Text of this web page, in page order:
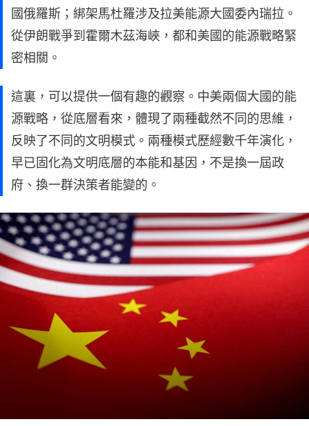
國俄羅斯；綁架馬杜羅涉及拉美能源大國委內瑞拉。
從伊朗戰爭到霍爾木茲海峽，都和美國的能源戰略緊
密相關。
這裏，可以提供一個有趣的觀察。中美兩個大國的能
源戰略，從底層看來，體現了兩種截然不同的思維，
反映了不同的文明模式。兩種模式歷經數千年演化，
早已固化為文明底層的本能和基因，不是換一屆政
府、換一群決策者能變的。